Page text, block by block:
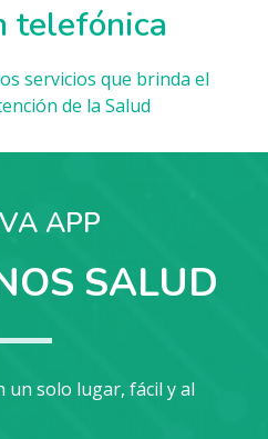
telefónica
servicios que brinda el
de la Salud
APP
SALUD
un solo lugar, fácil y al